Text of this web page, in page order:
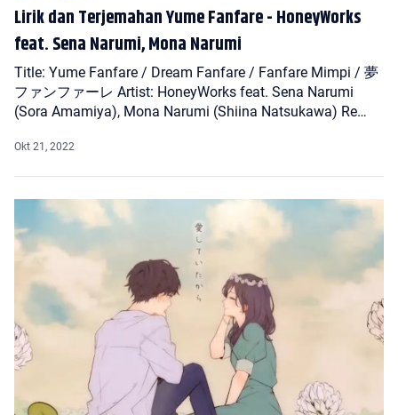
Lirik dan Terjemahan Yume Fanfare - HoneyWorks
feat. Sena Narumi, Mona Narumi
Title: Yume Fanfare / Dream Fanfare / Fanfare Mimpi / 夢
ファンファーレ Artist: HoneyWorks feat. Sena Narumi
(Sora Amamiya), Mona Narumi (Shiina Natsukawa) Re…